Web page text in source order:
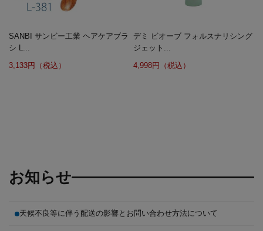
SANBI サンビー工業 ヘアケアブラ
シ L...
3,133円（税込）
デミ ビオーブ フォルスナリシング
ジェット...
4,998円（税込）
お知らせ
天候不良等に伴う配送の影響とお問い合わせ方法について